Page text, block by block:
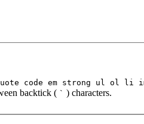
code em strong ul ol li
backtick ( ` ) characters.